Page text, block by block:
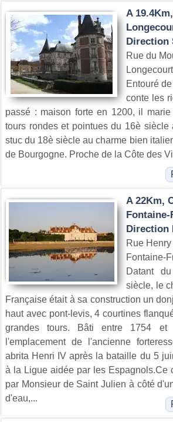
A
Direction
Rue du
Entouré
conte les
passé : maison forte en 1200, il
tours rondes et pointues du 16è siècle
stuc du 18è siècle au charme bien
de Bourgogne. Proche de la Côte des
A 22Km,
Fontaine-
Direction
Rue
Fontaine-
Datant
siècle, le
Française était à sa construction un
haut avec pont-levis, 4 courtines
grandes tours. Bâti entre 1754
l'emplacement de l'ancienne
abrita Henri IV après la bataille du 5
à la Ligue aidée par les Espagnols.Ce
par Monsieur de Saint Julien à côté
d'eau,...